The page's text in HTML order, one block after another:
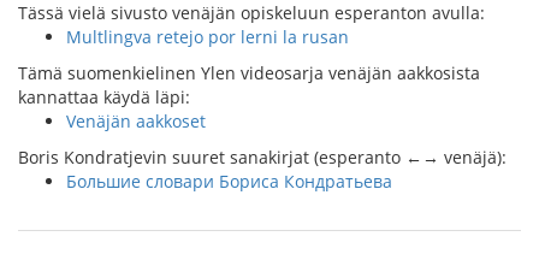
Tässä vielä sivusto venäjän opiskeluun esperanton avulla:
Multlingva retejo por lerni la rusan
Tämä suomenkielinen Ylen videosarja venäjän aakkosista
kannattaa käydä läpi:
Venäjän aakkoset
Boris Kondratjevin suuret sanakirjat (esperanto ←→ venäjä):
Большие словари Бориса Кондратьева